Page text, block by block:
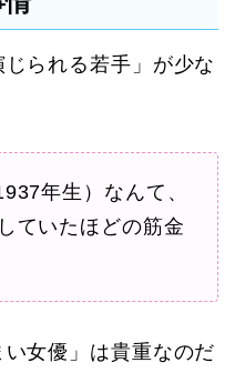
られる若手」が少な
年生）なんて、
ていたほどの筋金
女優」は貴重なのだ